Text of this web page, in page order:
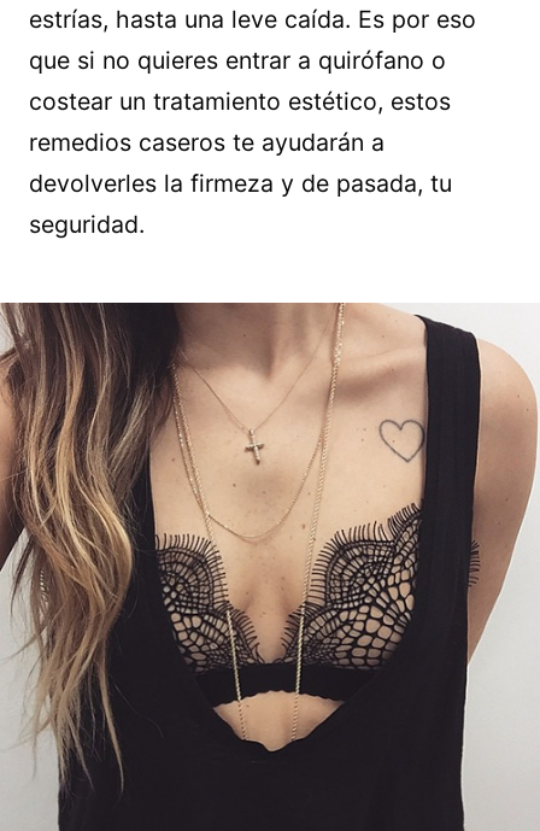
estrías, hasta una leve caída. Es por eso
que si no quieres entrar a quirófano o
costear un tratamiento estético, estos
remedios caseros te ayudarán a
devolverles la firmeza y de pasada, tu
seguridad.